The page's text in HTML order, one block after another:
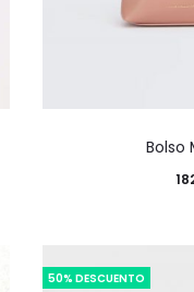
Bolso
50% DESCUENTO